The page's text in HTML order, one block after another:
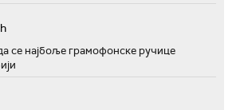
се најбоље грамофонске ручице